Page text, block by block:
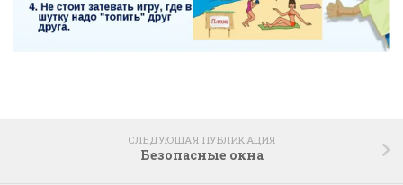
СЛЕДУЮЩАЯ ПУБЛИКАЦИЯ
Безопасные окна